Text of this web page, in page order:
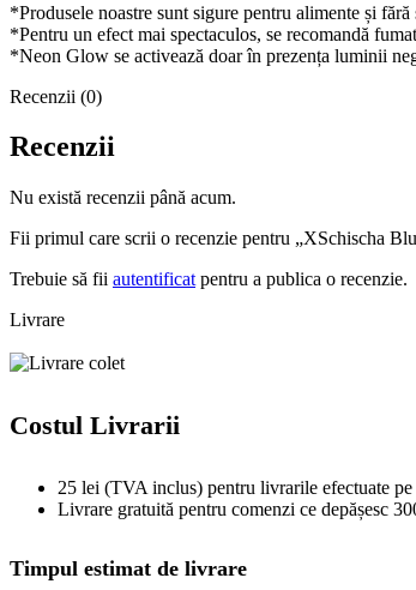
*Produsele noastre sunt sigure pentru alimente și
*Pentru un efect mai spectaculos, se recomandă
*Neon Glow se activează doar în prezența luminii
Recenzii (0)
Recenzii
Nu există recenzii până acum.
Fii primul care scrii o recenzie pentru „XSchischa
Trebuie să fii autentificat pentru a publica o recenzie.
Livrare
Costul Livrarii
25 lei (TVA inclus) pentru livrarile efectuate
Livrare gratuită pentru comenzi ce depășesc
Timpul estimat de livrare